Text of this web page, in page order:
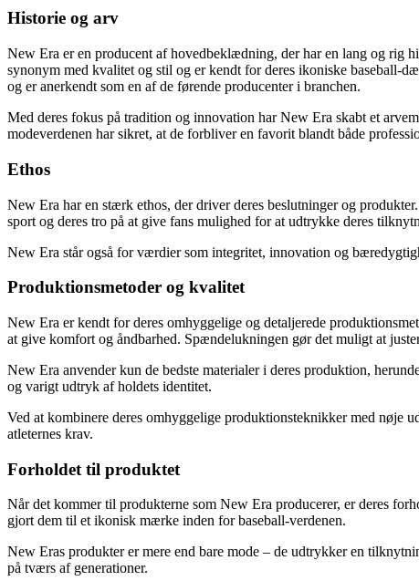
Historie og arv
New Era er en producent af hovedbeklædning, der har en lang og rig
synonym med kvalitet og stil og er kendt for deres ikoniske baseball-
og er anerkendt som en af de førende producenter i branchen.
Med deres fokus på tradition og innovation har New Era skabt et
modeverdenen har sikret, at de forbliver en favorit blandt både
Ethos
New Era har en stærk ethos, der driver deres beslutninger og
sport og deres tro på at give fans mulighed for at udtrykke deres
New Era står også for værdier som integritet, innovation og
Produktionsmetoder og kvalitet
New Era er kendt for deres omhyggelige og detaljerede
at give komfort og åndbarhed. Spændelukningen gør det muligt at
New Era anvender kun de bedste materialer i deres produktion,
og varigt udtryk af holdets identitet.
Ved at kombinere deres omhyggelige produktionsteknikker med nøje
atleternes krav.
Forholdet til produktet
Når det kommer til produkterne som New Era producerer, er deres
gjort dem til et ikonisk mærke inden for baseball-verdenen.
New Eras produkter er mere end bare mode – de udtrykker en
på tværs af generationer.